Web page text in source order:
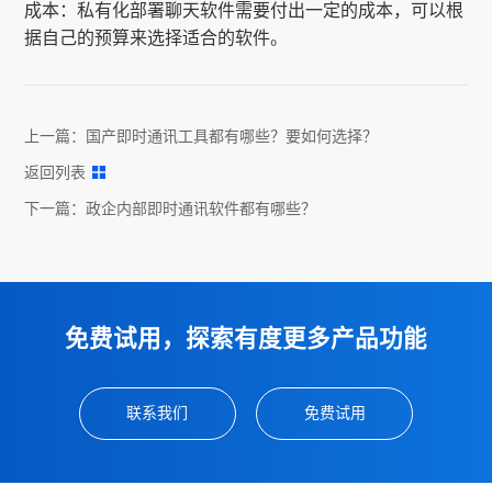
成本：私有化部署聊天软件需要付出一定的成本，可以根
据自己的预算来选择适合的软件。
上一篇： 国产即时通讯工具都有哪些？要如何选择？
返回列表
下一篇：政企内部即时通讯软件都有哪些？
免费试用，探索有度更多产品功能
联系我们 免费试用